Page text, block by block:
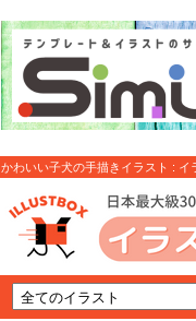
かわいい子犬の手描きイラスト : イ